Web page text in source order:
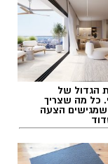
הגדול של
כל מה שצריך
הצעה